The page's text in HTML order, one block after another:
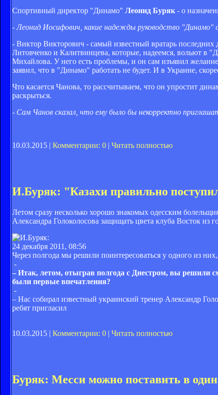
Спортивный директор "Динамо" Леонид Буряк - о
- Леонид Иосифович, какие надежды руководство "Динамо"
- Виктор Викторович - самый известный вратарь
Литовченко и Калитвинцева, которые, надеемся, вольют в
Михайлова. У него есть проблемы, и он сам изъявил
заявил, что в "Динамо" работать не будет. И в Украине,
Что касается Чанова, то рассчитываем, что он упростит
раскрыться.
- Сам Чанов сказал, что ему было бы некорректно
10.03.2015 | Комментарии: 0 | Читать полностью
И.Буряк: "Казахи правильно
Летом сразу несколько хорошо знакомых одесским
Александра Голоколосова защищать цвета клуба Восток из
24 декабря 2011, 08:56
Через полгода мы решили поинтересоваться у одного из
-
– Итак, летом, отыграв полгода с Днестром, вы решили
были первые впечатления?
-
– Нас собирал известный украинский тренер Александр
ребят пригласил
10.03.2015 | Комментарии: 0 | Читать полностью
Буряк: Месси можно поставить в